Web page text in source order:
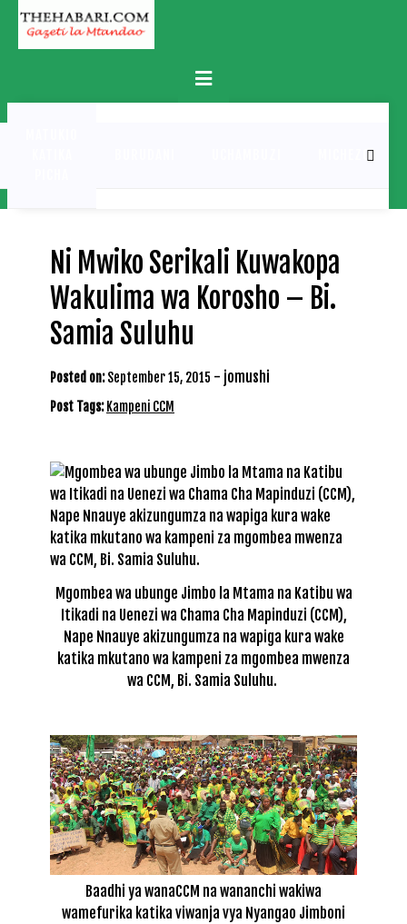
Skip
content
Primary
Menu
MICHEZO
Ni Mwiko Serikali Kuwakopa
Wakulima wa Korosho – Bi.
Samia Suluhu
Posted on: September 15, 2015 - jomushi
Post Tags: Kampeni CCM
Mgombea wa ubunge Jimbo la Mtama na Katibu wa
Itikadi na Uenezi wa Chama Cha Mapinduzi (CCM),
Nape Nnauye akizungumza na wapiga kura wake
katika mkutano wa kampeni za mgombea mwenza
wa CCM, Bi. Samia Suluhu.
Baadhi ya wanaCCM na wananchi wakiwa
wamefurika katika viwanja vya Nyangao Jimboni